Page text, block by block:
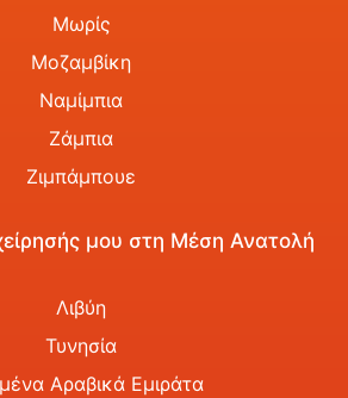
Μωρίς
Μοζαμβίκη
Ναμίμπια
Ζάμπια
Ζιμπάμπουε
μου στη Μέση Ανατολή
Λιβύη
Τυνησία
Αραβικά Εμιράτα